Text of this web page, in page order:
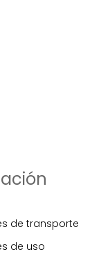
de transporte
de uso